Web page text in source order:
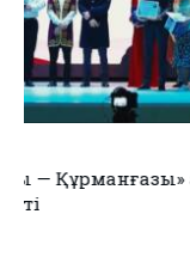
«Алтын
басталды